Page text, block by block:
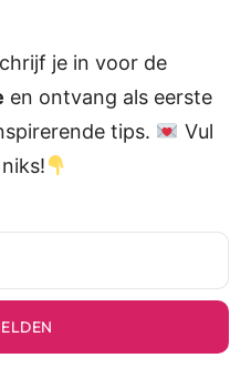
je in voor de
en ontvang als eerste
tips.
Vul